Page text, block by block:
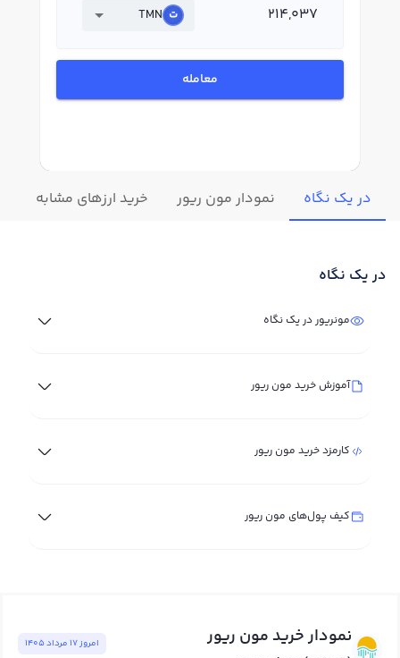
TMN
معامله
در یک نگاه نمودار مون ریور خرید ارزهای مشابه
در یک نگاه
مونریور در یک نگاه
آموزش خرید مون ریور
کارمزد خرید مون ریور
کیف پول‌های مون ریور
نمودار خرید مون ریور امروز ١٧ مرداد ١٤٠٥